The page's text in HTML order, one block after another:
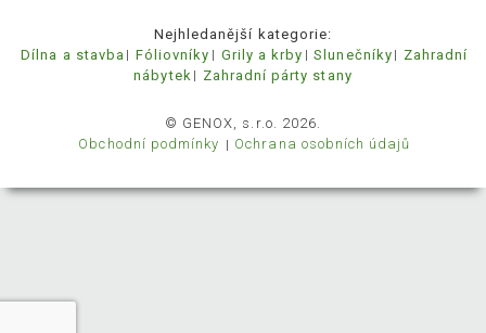
Nejhledanější kategorie:
Dílna a stavba
Fóliovníky Grily a krby Slunečníky
Zahradní
nábytek
Zahradní párty stany
© GENOX, s.r.o. 2026.
Obchodní podmínky
Ochrana osobních údajů